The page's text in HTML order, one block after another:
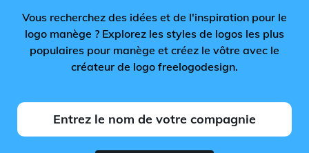
Vous recherchez des idées et de l'inspiration pour le
logo manège ? Explorez les styles de logos les plus
populaires pour manège et créez le vôtre avec le
créateur de logo freelogodesign.